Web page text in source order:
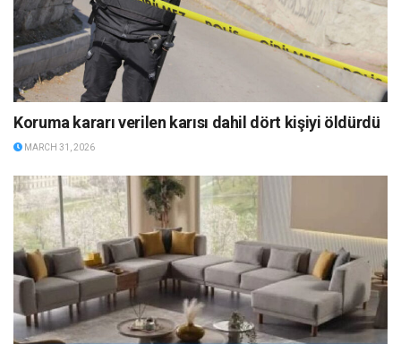
Koruma kararı verilen karısı dahil dört kişiyi öldürdü
MARCH 31, 2026